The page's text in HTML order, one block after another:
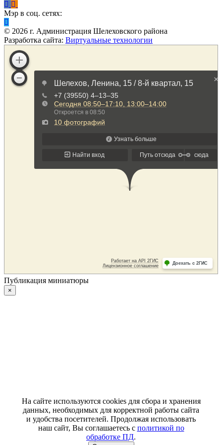
Мэр в соц. сетях:
© 2026 г. Администрация Шелеховского района
Разработка сайта: Виртуальные технологии
Публикация миниатюры
×
На сайте используются cookies для сбора и хранения
данных, необходимых для корректной работы сайта
и удобства посетителей. Продолжая использовать
наш сайт, Вы соглашаетесь с политикой по
обработке ПД.